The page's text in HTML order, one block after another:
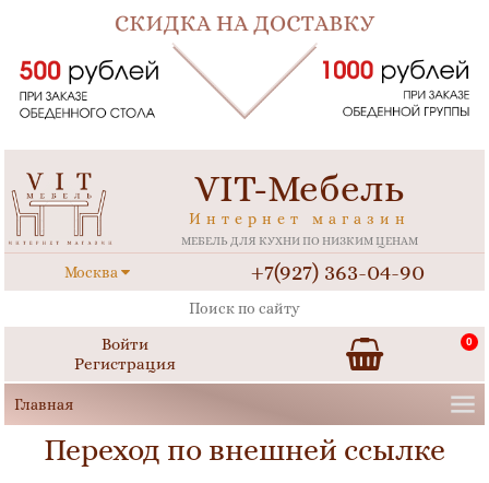
VIT-Мебель
Интернет магазин
МЕБЕЛЬ ДЛЯ КУХНИ ПО НИЗКИМ ЦЕНАМ
Москва +7(927) 363-04-90
Войти
Регистрация
0
Переход по внешней ссылке